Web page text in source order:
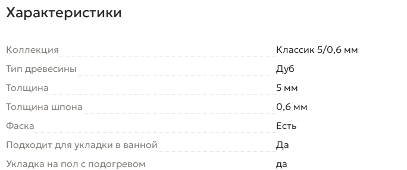
Характеристики
Коллекция
Классик 5/0,6 мм
Тип древесины
Дуб
Толщина
5 мм
Толщина шпона
0,6 мм
Фаска
Есть
Подходит для укладки в ванной
Да
Укладка на пол c подогревом
да